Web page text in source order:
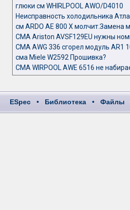
глюки см WHIRLPOOL AWO/D4010
Неисправность холодильника
см ARDO AE 800 X молчит.Замена
СМА Ariston AVSF129EU нужны
СМА AWG 336 сгорел модуль AR1
сма Miele W2592 Прошивка?
СМА WIRPOOL AWE 6516 не
ESpec • Библиотека • Файлы